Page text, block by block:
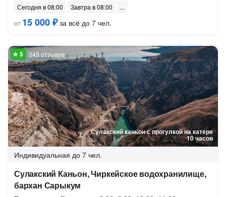
Сегодня в 08:00
Завтра в 08:00
от 15 000 ₽за всё до 7 чел.
Сулакский каньон с прогулкой на катере
10 часов
345 отзывов
Индивидуальная до 7 чел.
Сулакский Каньон, Чиркейское водохранилище,
бархан Сарыкум